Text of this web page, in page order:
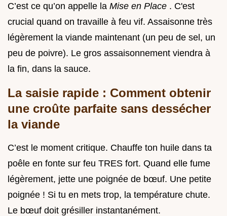
C’est ce qu’on appelle la Mise en Place . C'est
crucial quand on travaille à feu vif. Assaisonne très
légèrement la viande maintenant (un peu de sel, un
peu de poivre). Le gros assaisonnement viendra à
la fin, dans la sauce.
La saisie rapide : Comment obtenir
une croûte parfaite sans dessécher
la viande
C’est le moment critique. Chauffe ton huile dans ta
poêle en fonte sur feu TRES fort. Quand elle fume
légèrement, jette une poignée de bœuf. Une petite
poignée ! Si tu en mets trop, la température chute.
Le bœuf doit grésiller instantanément.